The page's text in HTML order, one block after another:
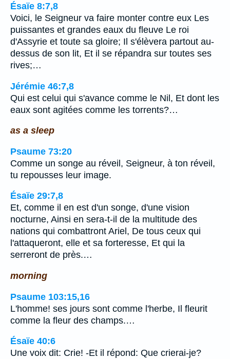
Ésaïe 8:7,8
Voici, le Seigneur va faire monter contre eux Les
puissantes et grandes eaux du fleuve Le roi
d'Assyrie et toute sa gloire; Il s'élèvera partout au-
dessus de son lit, Et il se répandra sur toutes ses
rives;…
Jérémie 46:7,8
Qui est celui qui s'avance comme le Nil, Et dont les
eaux sont agitées comme les torrents?…
as a sleep
Psaume 73:20
Comme un songe au réveil, Seigneur, à ton réveil,
tu repousses leur image.
Ésaïe 29:7,8
Et, comme il en est d'un songe, d'une vision
nocturne, Ainsi en sera-t-il de la multitude des
nations qui combattront Ariel, De tous ceux qui
l'attaqueront, elle et sa forteresse, Et qui la
serreront de près.…
morning
Psaume 103:15,16
L'homme! ses jours sont comme l'herbe, Il fleurit
comme la fleur des champs.…
Ésaïe 40:6
Une voix dit: Crie! -Et il répond: Que crierai-je?